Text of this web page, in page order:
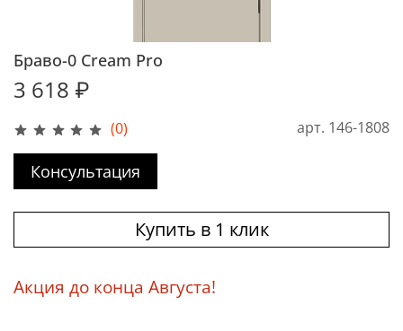
(0) арт. 146-1808
Браво-0 Cream Pro
3 618 ₽
Консультация
Купить в 1 клик
Акция до конца Августа!